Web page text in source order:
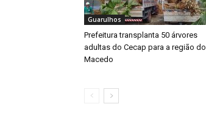
Guarulhos
Prefeitura transplanta 50 árvores
adultas do Cecap para a região do
Macedo